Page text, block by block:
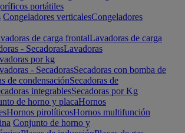
portátiles
Congeladores verticalesCongeladores
de carga frontalLavadoras de carga
- SecadorasLavadoras
por kg
- SecadorasSecadoras con bomba de
de condensaciónSecadoras de
integrablesSecadoras por Kg
de horno y placaHornos
Hornos pirolíticosHornos multifunción
Conjunto de horno y